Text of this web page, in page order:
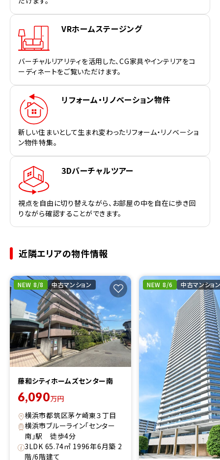
VRホームステージング
バーチャルリアリティを活用した、CG家具やインテリアをコ
ーディネートをご覧いただけます。
リフォーム・リノベーション物件
新しい住まいとして生まれ変わったリフォーム・リノベーショ
ン物件特集。
3Dバーチャルツアー
視点を自由に切り替えながら、お部屋の中を自在に歩き回
りながら確認することができます。
近隣エリアの物件情報
NEW 8/8 中古マンション
藤和シティホームズセンター南
6,090万円
横浜市都筑区茅ケ崎東３丁目
横浜市ブルーライン「センター
南」駅 徒歩4分
3LDK 65.74㎡ 1996年6月築 2
階/6階建て
NEW 8/6 中古マンショ